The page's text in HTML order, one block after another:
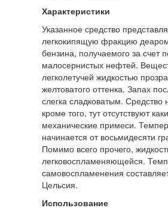
Характеристики
Указанное средство
легкокипящую фракцию
бензина, получаемого за счет
малосернистых нефтей.
легколетучей жидкостью
желтоватого оттенка. Запах
слегка сладковатым. Средство
кроме того, тут отсутствуют
механические примеси.
начинается от восьмидесяти
Помимо всего прочего,
легковоспламеняющейся.
самовоспламенения
Цельсия.
Использование